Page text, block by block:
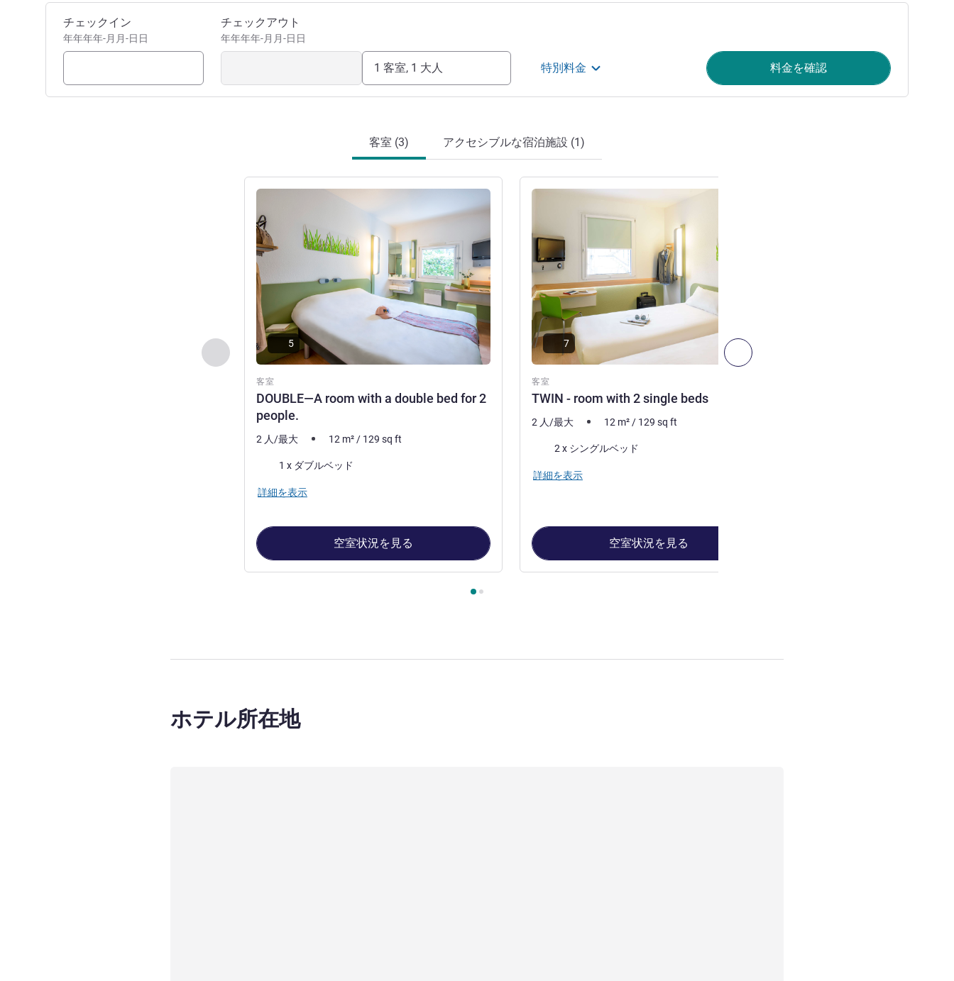
このホテルを予約
チェックイン
年年年年-月月-日日
チェックアウト
年年年年-月月-日日
1 客室, 1 大人 特別料金 料金を確認
客室 (3) アクセシブルな宿泊施設 (1)
前に戻る - 客室 次へ - 客室
客室
DOUBLE—A room with a double bed for 2
people.
詳細を表示
5
2 人/最大 12 m² / 129 sq ft
1 x ダブルベッド
詳細を表示
空室状況を見る
客室
TWIN - room with 2 single beds
詳細を表示
7
2 人/最大 12 m² / 129 sq ft
2 x シングルベッド
詳細を表示
空室状況を見る
ホテル所在地